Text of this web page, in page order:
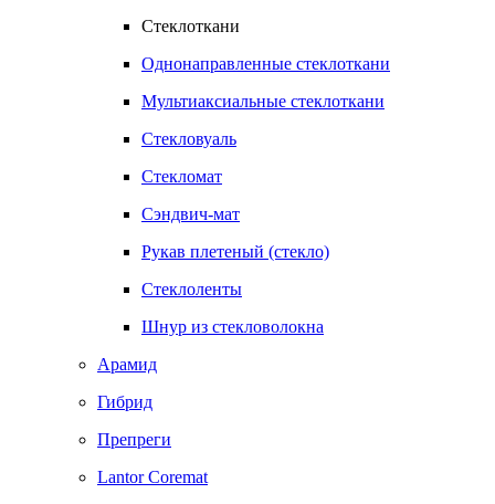
Стеклоткани
Однонаправленные стеклоткани
Мультиаксиальные стеклоткани
Стекловуаль
Стекломат
Сэндвич-мат
Рукав плетеный (стекло)
Стеклоленты
Шнур из стекловолокна
Арамид
Гибрид
Препреги
Lantor Coremat